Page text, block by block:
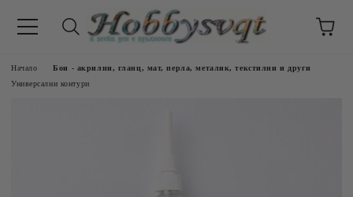
Начало
Бои - акрилни, гланц, мат, перла, металик, текстилни и други
Универсални контури